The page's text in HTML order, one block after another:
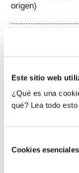
Este sitio web
¿Qué es una
qué? Lea todo
deCookies
origen)
Pertenece a
Regulando
Los ingredientes
regulación. Por
aplicarse